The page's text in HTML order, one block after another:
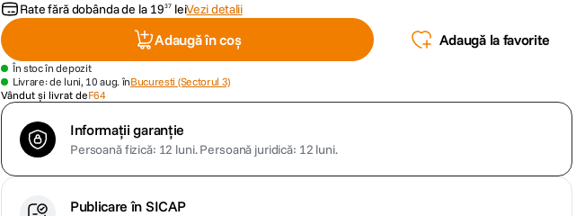
Rate fără dobânda de la 1937 leiVezi detalii
Adaugă în coș Adaugă la favorite
În stoc în depozit
Livrare: de luni, 10 aug. înBucuresti (Sectorul 3)
Vândut și livrat deF64
Informații garanție
Persoană fizică: 12 luni.Persoană juridică: 12 luni.
Publicare în SICAP